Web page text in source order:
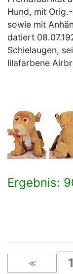
Hund, mit
sowie mit
datiert
Schielaugen,
lilafarbene
Ergebnis:
≪ 1